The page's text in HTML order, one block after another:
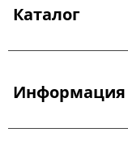
Каталог
Информация